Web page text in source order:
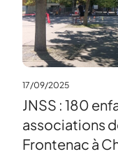
17/09/2025
JNSS : 180
associations
Frontenac à